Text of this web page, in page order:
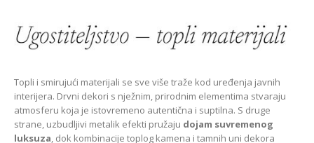
Topli i smirujući materijali se sve više traže kod uređenja javnih
interijera. Drvni dekori s nježnim, prirodnim elementima stvaraju
atmosferu koja je istovremeno autentična i suptilna. S druge
strane, uzbudljivi metalik efekti pružaju dojam suvremenog
luksuza, dok kombinacije toplog kamena i tamnih uni dekora